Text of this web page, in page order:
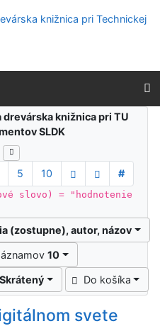
drevárska knižnica pri TU
SLDK
5 10
#
slovo) = "hodnotenie
(zostupne), autor, názov
10
Skrátený Do košíka
svete